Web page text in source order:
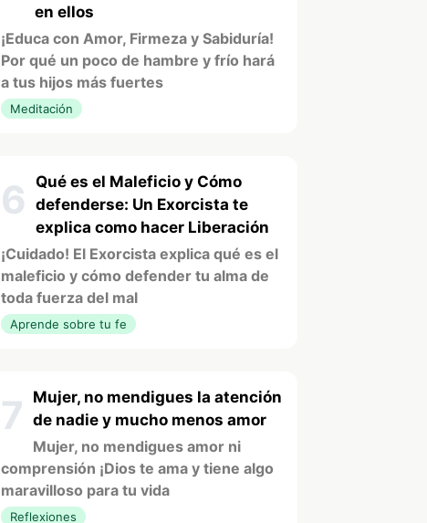
en ellos
¡Educa con Amor, Firmeza y Sabiduría!
Por qué un poco de hambre y frío hará
a tus hijos más fuertes
Meditación
6
Qué es el Maleficio y Cómo
defenderse: Un Exorcista te
explica como hacer Liberación
¡Cuidado! El Exorcista explica qué es el
maleficio y cómo defender tu alma de
toda fuerza del mal
Aprende sobre tu fe
7
Mujer, no mendigues la atención
de nadie y mucho menos amor
Mujer, no mendigues amor ni
comprensión ¡Dios te ama y tiene algo
maravilloso para tu vida
Reflexiones